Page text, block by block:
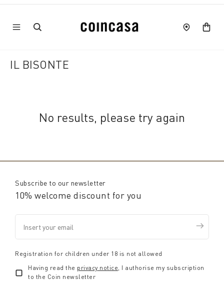
IL BISONTE
No results, please try again
Subscribe to our newsletter
10% welcome discount for you
Registration for children under 18 is not allowed
Having read the privacy notice, I authorise my subscription
to the Coin newsletter